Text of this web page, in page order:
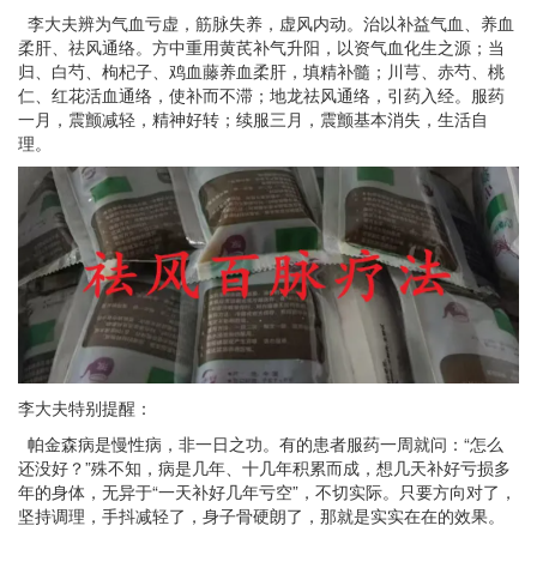
李大夫辨为气血亏虚，筋脉失养，虚风内动。治以补益气血、养血
柔肝、祛风通络。方中重用黄芪补气升阳，以资气血化生之源；当
归、白芍、枸杞子、鸡血藤养血柔肝，填精补髓；川芎、赤芍、桃
仁、红花活血通络，使补而不滞；地龙祛风通络，引药入经。服药
一月，震颤减轻，精神好转；续服三月，震颤基本消失，生活自
理。
李大夫特别提醒：
帕金森病是慢性病，非一日之功。有的患者服药一周就问：“怎么
还没好？”殊不知，病是几年、十几年积累而成，想几天补好亏损多
年的身体，无异于“一天补好几年亏空”，不切实际。只要方向对了，
坚持调理，手抖减轻了，身子骨硬朗了，那就是实实在在的效果。